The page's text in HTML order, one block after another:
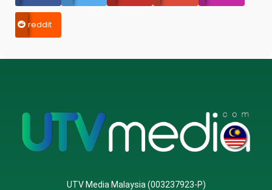
reddit
UTV Media Malaysia (003237923-P)